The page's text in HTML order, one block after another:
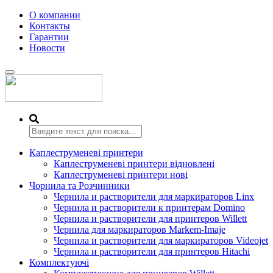
О компании
Контакты
Гарантии
Новости
Переключить
навигацию
Каплеструменеві принтери
Каплеструменеві принтери відновлені
Каплеструменеві принтери нові
Чорнила та Розчинники
Чернила и растворители для маркираторов Linx
Чернила и растворители к принтерам Domino
Чернила и растворители для принтеров Willett
Чернила для маркираторов Markem-Imaje
Чернила и растворители для маркираторов Videojet
Чернила и растворители для принтеров Hitachi
Комплектуючі